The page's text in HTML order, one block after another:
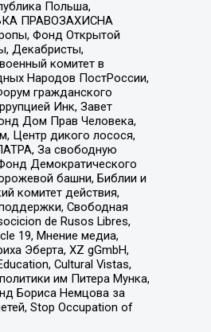
Польша,
ПРАВОЗАХИСНА
Фонд Открытой
Декабристы,
комитет в
Народов ПостРоссии,
гражданского
Инк, Завет
Дом Прав Человека,
Центр дикого лосося,
За свободную
Демократического
башни, Библии и
комитет действия,
Свободная
de Rusos Libres,
19, Мнение медиа,
Эберта, XZ gGmbH,
Cultural Vistas,
им Питера Мунка,
Бориса Немцова за
Stop Occupation of